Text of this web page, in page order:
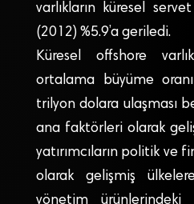
varlıkların küresel
(2012) %5.9’a geriledi.
Küresel offshore
ortalama büyüme
trilyon dolara ulaşması
ana faktörleri olarak
yatırımcıların politik ve
olarak gelişmiş
yönetim